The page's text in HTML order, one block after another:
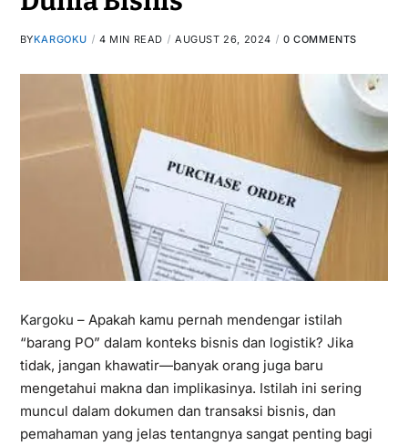
BYKARGOKU 4 MIN READ AUGUST 26, 2024 0 COMMENTS
Kargoku – Apakah kamu pernah mendengar istilah
“barang PO” dalam konteks bisnis dan logistik? Jika
tidak, jangan khawatir—banyak orang juga baru
mengetahui makna dan implikasinya. Istilah ini sering
muncul dalam dokumen dan transaksi bisnis, dan
pemahaman yang jelas tentangnya sangat penting bagi